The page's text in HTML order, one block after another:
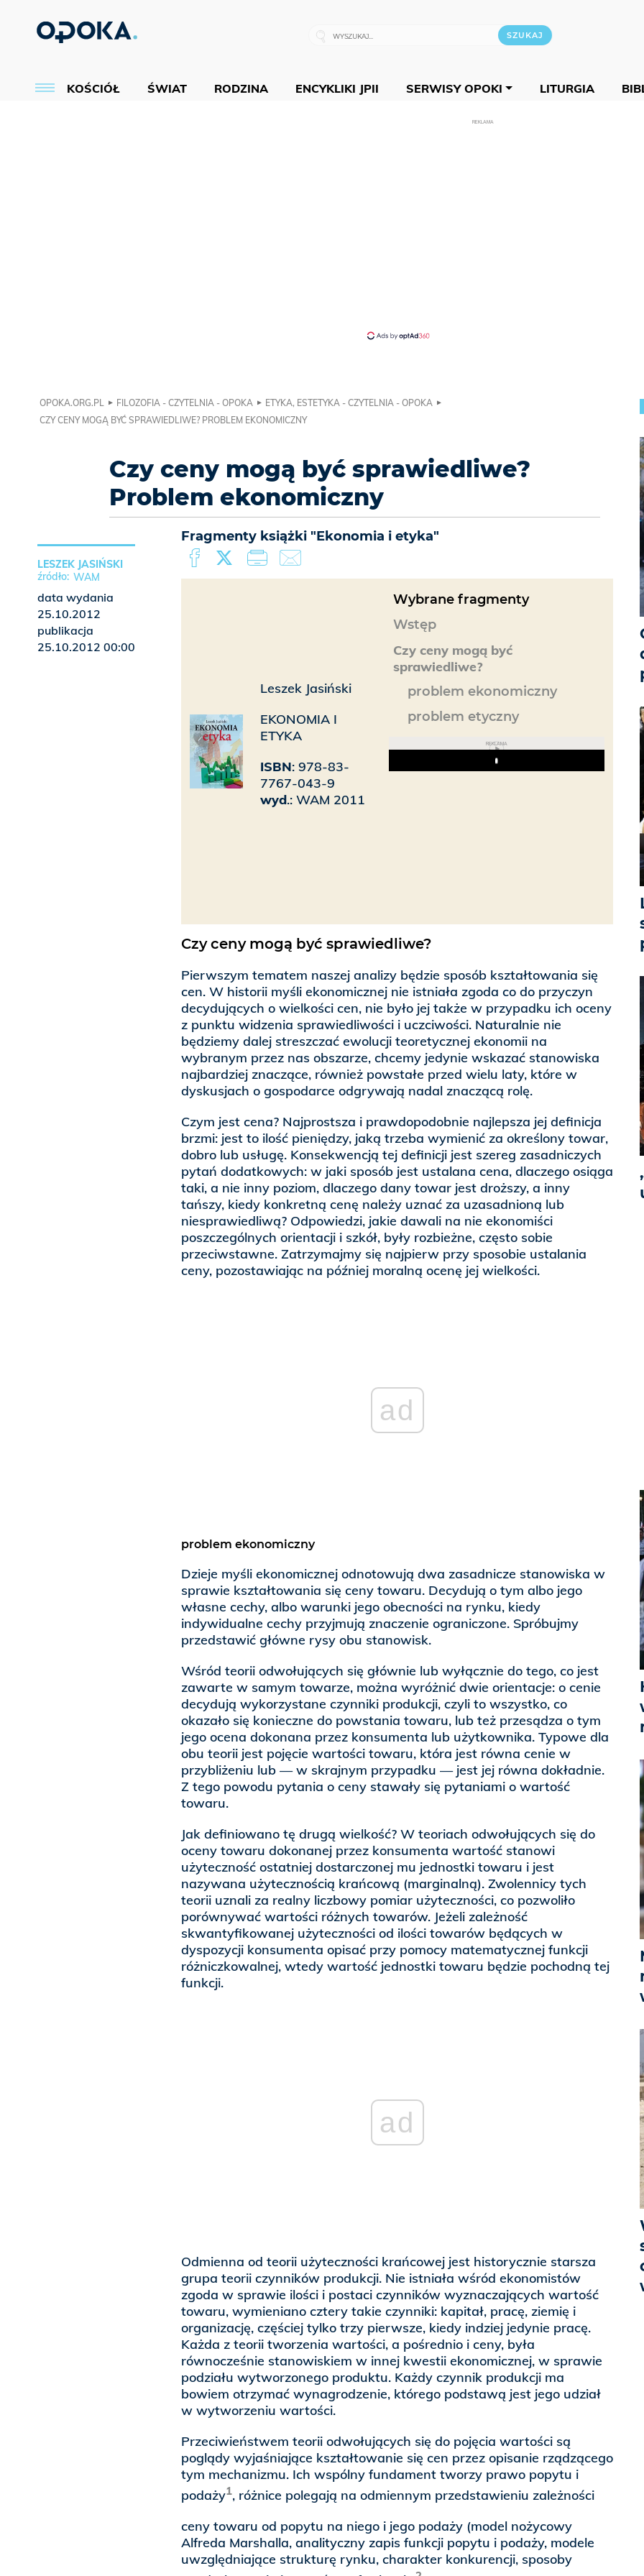
KOŚCIÓŁ ŚWIAT RODZINA ENCYKLIKI JPII SERWISY OPOKI LITURGIA
REKLAMA
OPOKA.ORG.PL FILOZOFIA - CZYTELNIA - OPOKA
ETYKA, ESTETYKA - CZYTELNIA - OPOKA
CZY CENY MOGĄ BYĆ SPRAWIEDLIWE? PROBLEM EKONOMICZNY
Czy ceny mogą być sprawiedliwe?
Problem ekonomiczny
Fragmenty książki "Ekonomia i etyka"
Leszek Jasiński
EKONOMIA I
ETYKA
ISBN: 978-83-
7767-043-9
wyd.: WAM 2011
Wybrane fragmenty
Wstęp
Czy ceny mogą być
sprawiedliwe?
problem ekonomiczny
problem etyczny
REKLAMA
Play
Czy ceny mogą być sprawiedliwe?
Pierwszym tematem naszej analizy będzie sposób kształtowania się
cen. W historii myśli ekonomicznej nie istniała zgoda co do przyczyn
decydujących o wielkości cen, nie było jej także w przypadku ich oceny
z punktu widzenia sprawiedliwości i uczciwości. Naturalnie nie
będziemy dalej streszczać ewolucji teoretycznej ekonomii na
wybranym przez nas obszarze, chcemy jedynie wskazać stanowiska
najbardziej znaczące, również powstałe przed wielu laty, które w
dyskusjach o gospodarce odgrywają nadal znaczącą rolę.
Czym jest cena? Najprostsza i prawdopodobnie najlepsza jej definicja
brzmi: jest to ilość pieniędzy, jaką trzeba wymienić za określony towar,
dobro lub usługę. Konsekwencją tej definicji jest szereg zasadniczych
pytań dodatkowych: w jaki sposób jest ustalana cena, dlaczego osiąga
taki, a nie inny poziom, dlaczego dany towar jest droższy, a inny
tańszy, kiedy konkretną cenę należy uznać za uzasadnioną lub
niesprawiedliwą? Odpowiedzi, jakie dawali na nie ekonomiści
poszczególnych orientacji i szkół, były rozbieżne, często sobie
przeciwstawne. Zatrzymajmy się najpierw przy sposobie ustalania
ceny, pozostawiając na później moralną ocenę jej wielkości.
ad
problem ekonomiczny
Dzieje myśli ekonomicznej odnotowują dwa zasadnicze stanowiska w
sprawie kształtowania się ceny towaru. Decydują o tym albo jego
własne cechy, albo warunki jego obecności na rynku, kiedy
indywidualne cechy przyjmują znaczenie ograniczone. Spróbujmy
przedstawić główne rysy obu stanowisk.
Wśród teorii odwołujących się głównie lub wyłącznie do tego, co jest
zawarte w samym towarze, można wyróżnić dwie orientacje: o cenie
decydują wykorzystane czynniki produkcji, czyli to wszystko, co
okazało się konieczne do powstania towaru, lub też przesądza o tym
jego ocena dokonana przez konsumenta lub użytkownika. Typowe dla
obu teorii jest pojęcie wartości towaru, która jest równa cenie w
przybliżeniu lub — w skrajnym przypadku — jest jej równa dokładnie.
Z tego powodu pytania o ceny stawały się pytaniami o wartość
towaru.
Jak definiowano tę drugą wielkość? W teoriach odwołujących się do
oceny towaru dokonanej przez konsumenta wartość stanowi
użyteczność ostatniej dostarczonej mu jednostki towaru i jest
nazywana użytecznością krańcową (marginalną). Zwolennicy tych
teorii uznali za realny liczbowy pomiar użyteczności, co pozwoliło
porównywać wartości różnych towarów. Jeżeli zależność
skwantyfikowanej użyteczności od ilości towarów będących w
dyspozycji konsumenta opisać przy pomocy matematycznej funkcji
różniczkowalnej, wtedy wartość jednostki towaru będzie pochodną tej
funkcji.
ad
Odmienna od teorii użyteczności krańcowej jest historycznie starsza
grupa teorii czynników produkcji. Nie istniała wśród ekonomistów
zgoda w sprawie ilości i postaci czynników wyznaczających wartość
towaru, wymieniano cztery takie czynniki: kapitał, pracę, ziemię i
organizację, częściej tylko trzy pierwsze, kiedy indziej jedynie pracę.
Każda z teorii tworzenia wartości, a pośrednio i ceny, była
równocześnie stanowiskiem w innej kwestii ekonomicznej, w sprawie
podziału wytworzonego produktu. Każdy czynnik produkcji ma
bowiem otrzymać wynagrodzenie, którego podstawą jest jego udział
w wytworzeniu wartości.
Przeciwieństwem teorii odwołujących się do pojęcia wartości są
poglądy wyjaśniające kształtowanie się cen przez opisanie rządzącego
tym mechanizmu. Ich wspólny fundament tworzy prawo popytu i
podaży1, różnice polegają na odmiennym przedstawieniu zależności
ceny towaru od popytu na niego i jego podaży (model nożycowy
Alfreda Marshalla, analityczny zapis funkcji popytu i podaży, modele
uwzględniające strukturę rynku, charakter konkurencji, sposoby
LESZEK JASIŃSKI
WAM
data wydania
25.10.2012
publikacja
25.10.2012 00:00